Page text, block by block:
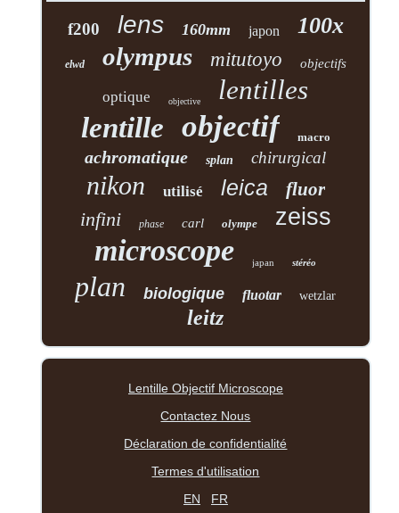
f200 lens 160mm japon 100x
elwd olympus mitutoyo objectifs
optique objective lentilles
lentille objectif macro
achromatique splan chirurgical
nikon utilisé leica fluor
infini phase carl olympe zeiss
microscope japan stéréo
plan biologique fluotar wetzlar
leitz
Lentille Objectif Microscope
Contactez Nous
Déclaration de confidentialité
Termes d'utilisation
EN
FR